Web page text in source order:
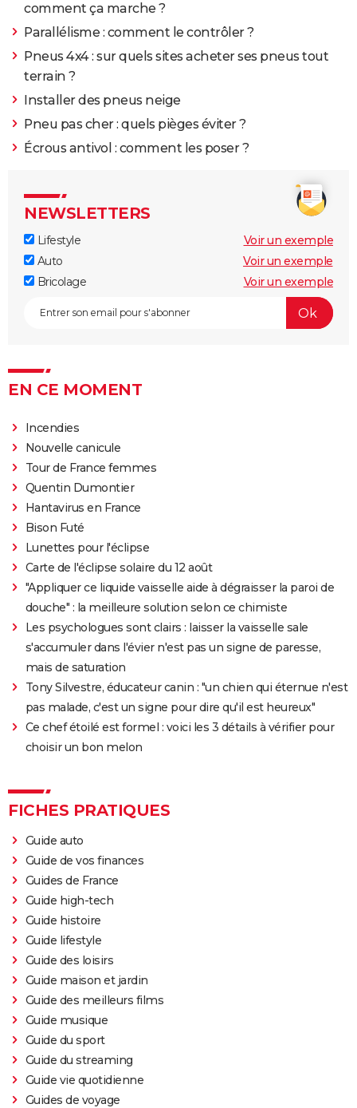
comment ça marche ?
Parallélisme : comment le contrôler ?
Pneus 4x4 : sur quels sites acheter ses pneus tout
terrain ?
Installer des pneus neige
Pneu pas cher : quels pièges éviter ?
Écrous antivol : comment les poser ?
NEWSLETTERS
Lifestyle
Voir un exemple
Auto
Voir un exemple
Bricolage
Voir un exemple
EN CE MOMENT
Incendies
Nouvelle canicule
Tour de France femmes
Quentin Dumontier
Hantavirus en France
Bison Futé
Lunettes pour l'éclipse
Carte de l'éclipse solaire du 12 août
"Appliquer ce liquide vaisselle aide à dégraisser la paroi de
douche" : la meilleure solution selon ce chimiste
Les psychologues sont clairs : laisser la vaisselle sale
s'accumuler dans l'évier n'est pas un signe de paresse,
mais de saturation
Tony Silvestre, éducateur canin : "un chien qui éternue n'est
pas malade, c'est un signe pour dire qu'il est heureux"
Ce chef étoilé est formel : voici les 3 détails à vérifier pour
choisir un bon melon
FICHES PRATIQUES
Guide auto
Guide de vos finances
Guides de France
Guide high-tech
Guide histoire
Guide lifestyle
Guide des loisirs
Guide maison et jardin
Guide des meilleurs films
Guide musique
Guide du sport
Guide du streaming
Guide vie quotidienne
Guides de voyage